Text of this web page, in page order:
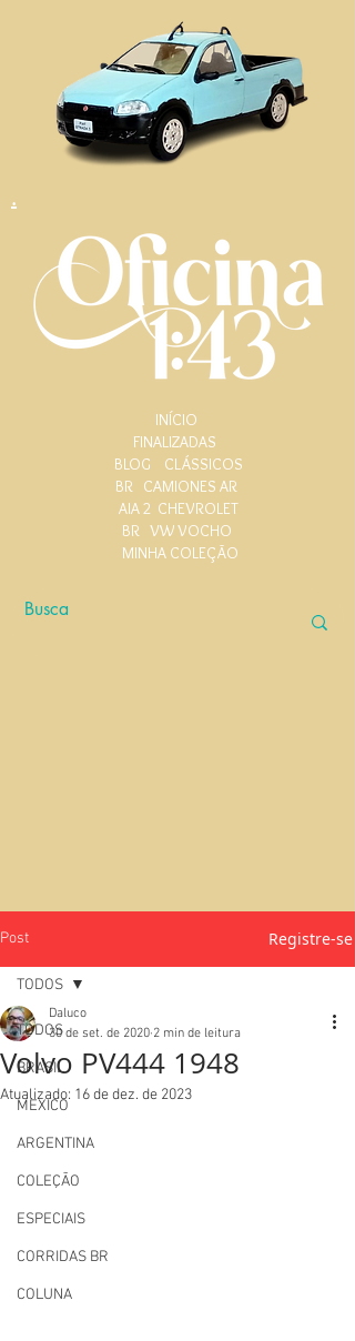
.
INÍCIO
FINALIZADAS
BLOG
CLÁSSICOS
BR CAMIONES AR
AIA 2 CHEVROLET
BR VW VOCHO
MINHA COLEÇÃO
Post Registre-se
TODOS
BRASIL
MEXICO
ARGENTINA
COLEÇÃO
ESPECIAIS
CORRIDAS BR
COLUNA
TODOS
Volvo PV444 1948
Daluco
30 de set. de 2020 2 min de leitura
Atualizado: 16 de dez. de 2023